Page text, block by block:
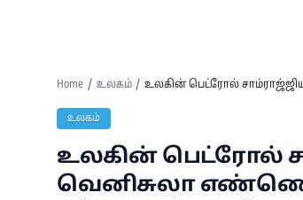
Home உலகம் உலகின் பெட்ரோல்
உலகம்
உலகின் பெட்ரோல்
வெனிசுலா